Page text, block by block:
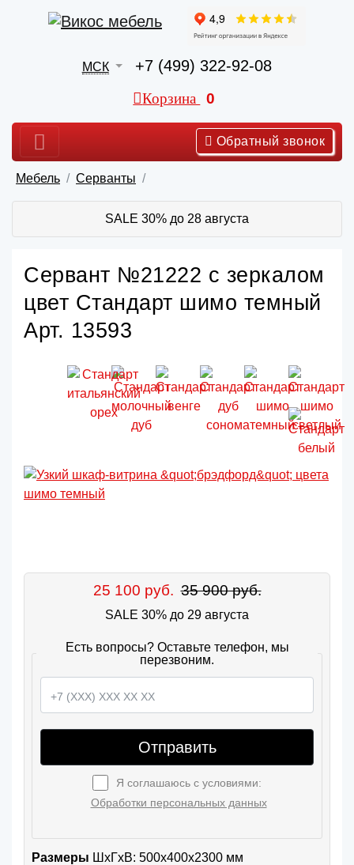
МСК +7 (499) 322-92-08
Корзина 0
Обратный звонок
Мебель Серванты
SALE 30% до 28 августа
Сервант №21222 с зеркалом
цвет Стандарт шимо темный
Арт. 13593
25 100 руб. 35 900 руб.
SALE 30% до 29 августа
Есть вопросы? Оставьте телефон, мы
перезвоним.
Отправить
Я соглашаюсь с условиями:
Обработки персональных данных
Размеры ШxГхВ: 500x400x2300 мм